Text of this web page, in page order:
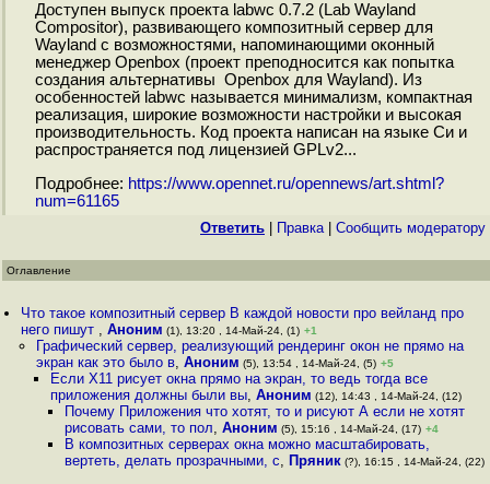
Доступен выпуск проекта labwc 0.7.2 (Lab Wayland
Compositor), развивающего композитный сервер для
Wayland с возможностями, напоминающими оконный
менеджер Openbox (проект преподносится как попытка
создания альтернативы Openbox для Wayland). Из
особенностей labwc называется минимализм, компактная
реализация, широкие возможности настройки и высокая
производительность. Код проекта написан на языке Си и
распространяется под лицензией GPLv2...
Подробнее: https://www.opennet.ru/opennews/art.shtml?
num=61165
Ответить Правка| Cообщить модератору
Оглавление
Что такое композитный сервер В каждой новости про вейланд про
него пишут ,Аноним (1), 13:20 , 14-Май-24, (1) +1
Графический сервер, реализующий рендеринг окон не прямо на
экран как это было в, Аноним (5), 13:54 , 14-Май-24, (5) +5
Если X11 рисует окна прямо на экран, то ведь тогда все
приложения должны были вы, Аноним (12), 14:43 , 14-Май-24, (12)
Почему Приложения что хотят, то и рисуют А если не хотят
рисовать сами, то пол,Аноним (5), 15:16 , 14-Май-24, (17) +4
В композитных серверах окна можно масштабировать,
вертеть, делать прозрачными, с, Пряник (?), 16:15 , 14-Май-24, (22)